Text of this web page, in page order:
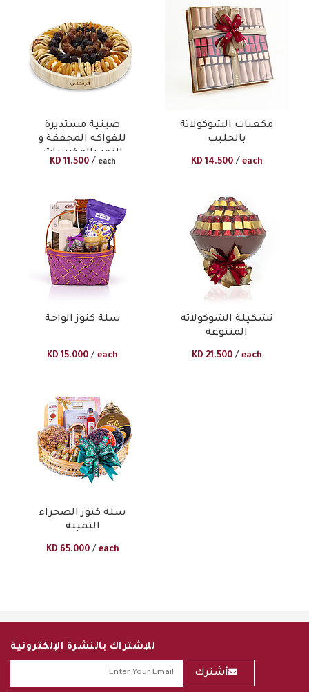
صينية مستديرة
للفواكه المجففة و
التمر بالمكسرات
KD 11.500 / each
مكعبات الشوكولاتة
بالحليب
KD 14.500 / each
سلة كنوز الواحة
KD 15.000 / each
تشكيلة الشوكولاته
المتنوعة
KD 21.500 / each
سلة كنوز الصحراء
الثمينة
KD 65.000 / each
للإشتراك بالنشرة الإلكترونية
أشترك